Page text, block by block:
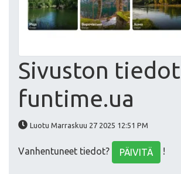
Sivuston tiedot
funtime.ua
Luotu Marraskuu 27 2025 12:51 PM
Vanhentuneet tiedot? PÄIVITÄ !